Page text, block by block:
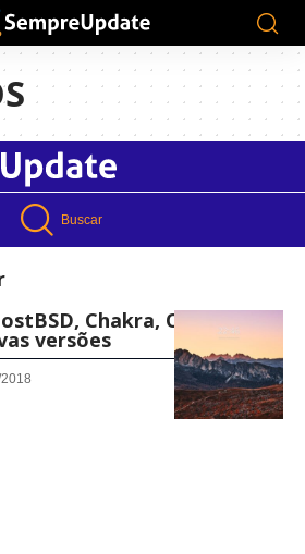
Buscar
Chakra, OLPC e
versões